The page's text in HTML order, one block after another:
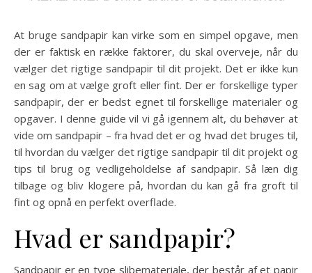
At bruge sandpapir kan virke som en simpel opgave, men
der er faktisk en række faktorer, du skal overveje, når du
vælger det rigtige sandpapir til dit projekt. Det er ikke kun
en sag om at vælge groft eller fint. Der er forskellige typer
sandpapir, der er bedst egnet til forskellige materialer og
opgaver. I denne guide vil vi gå igennem alt, du behøver at
vide om sandpapir – fra hvad det er og hvad det bruges til,
til hvordan du vælger det rigtige sandpapir til dit projekt og
tips til brug og vedligeholdelse af sandpapir. Så læn dig
tilbage og bliv klogere på, hvordan du kan gå fra groft til
fint og opnå en perfekt overflade.
Hvad er sandpapir?
Sandpapir er en type slibemateriale, der består af et papir